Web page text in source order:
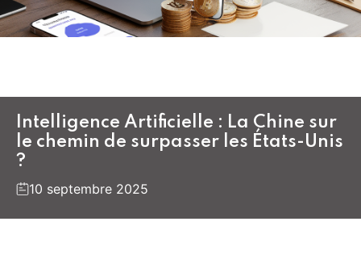
Intelligence Artificielle : La Chine sur
le chemin de surpasser les États-Unis
?
10 septembre 2025